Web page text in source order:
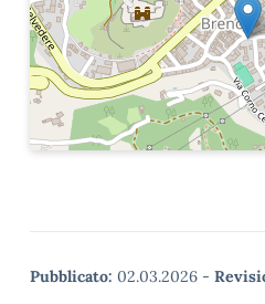
Pubblicato: 02.03.2026 -